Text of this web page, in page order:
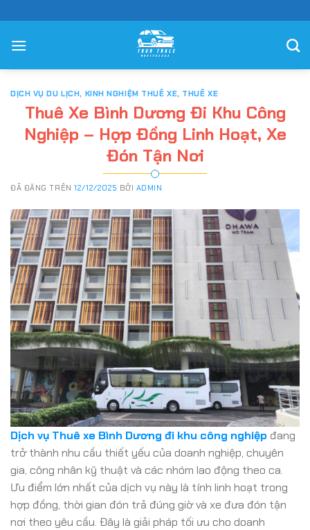
đến
nội
DỊCH VỤ DU LỊCH, KINH NGHIỆM THUÊ XE, THUÊ XE
Thuê Xe Bình Dương Đi Khu Công
Nghiệp – Hợp Đồng Linh Hoạt, Xe
Đón Tận Nơi
ĐÃ ĐĂNG TRÊN12/12/2025 BỞI ADMIN
Dịch vụ Thuê xe Bình Dương đi khu công nghiệp đang
trở thành nhu cầu thiết yếu của doanh nghiệp, chuyên
gia, công nhân kỹ thuật và các nhóm lao động theo ca.
Ưu điểm lớn nhất của dịch vụ này là tính linh hoạt trong
hợp đồng, thời gian đón trả đúng giờ và xe đưa đón tận
nơi theo yêu cầu. Đây là giải pháp tối ưu cho doanh